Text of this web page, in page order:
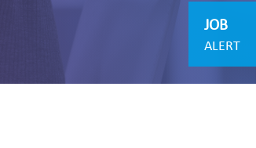
JOB
ALERT